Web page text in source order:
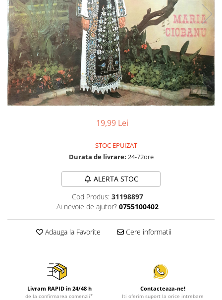
Viniluri Românești
Colecția Electrecord
19,99 Lei
STOC EPUIZAT
Durata de livrare: 24-72ore
ALERTA STOC
Cod Produs: 31198897
Ai nevoie de ajutor? 0755100402
Adauga la Favorite Cere informatii
Livram RAPID in 24/48 h
de la confirmarea comenzii*
Contacteaza-ne!
Iti oferim suport la orice intrebare